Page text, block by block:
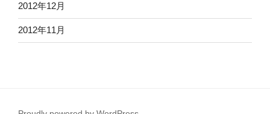
2012年12月
2012年11月